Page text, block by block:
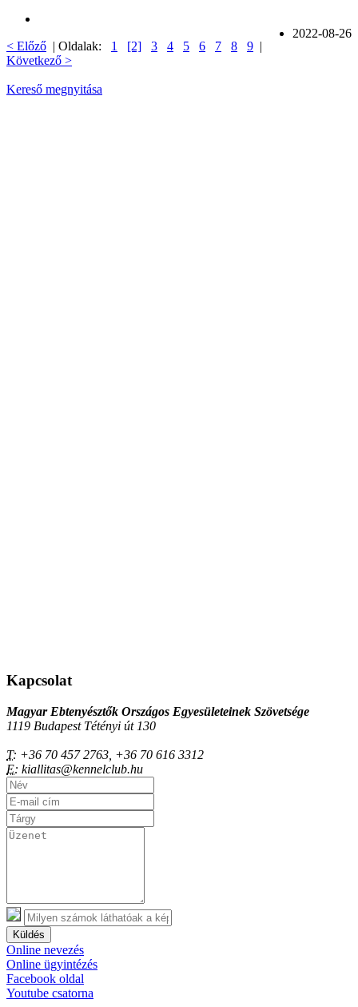
2022-08-26
< Előző | Oldalak: 1 [2] 3 4 5 6 7 8 9 |
Következő >
Kereső megnyitása
Kapcsolat
Magyar Ebtenyésztők Országos Egyesületeinek Szövetsége
1119 Budapest Tétényi út 130
T: +36 70 457 2763, +36 70 616 3312
E: kiallitas@kennelclub.hu
Küldés
Online nevezés
Online ügyintézés
Facebook oldal
Youtube csatorna